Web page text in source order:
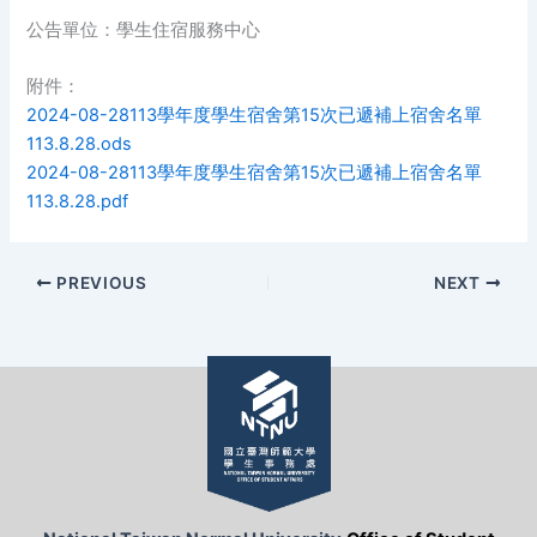
公告單位：學生住宿服務中心
附件：
2024-08-28113學年度學生宿舍第15次已遞補上宿舍名單
113.8.28.ods
2024-08-28113學年度學生宿舍第15次已遞補上宿舍名單
113.8.28.pdf
PREVIOUS NEXT